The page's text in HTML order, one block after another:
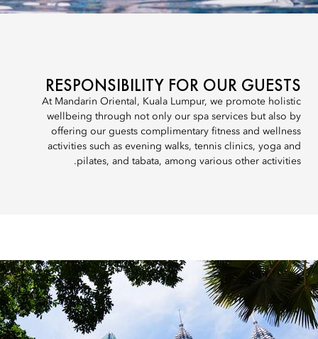
RESPONSIBILITY FOR OUR GUESTS
At Mandarin Oriental, Kuala Lumpur, we promote holistic
wellbeing through not only our spa services but also by
offering our guests complimentary fitness and wellness
activities such as evening walks, tennis clinics, yoga and
pilates, and tabata, among various other activities.